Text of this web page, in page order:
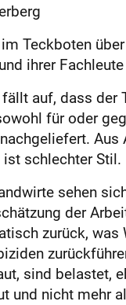
Teckboten
ihrer
auf, dass
für oder
schlechter Stil.
sehen
der
zurück,
sind
und nicht mehr